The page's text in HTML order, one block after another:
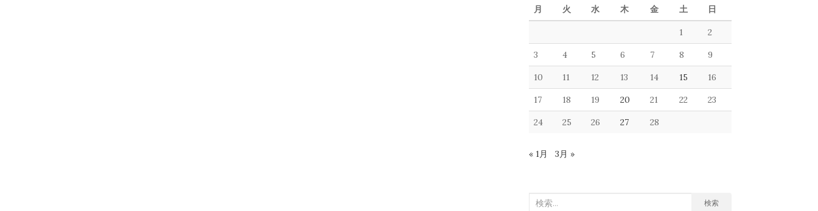
月 火 水 木 金 土 日
1 2
3 4 5 6 7 8 9
10 11 12 13 14 15 16
17 18 19 20 21 22 23
24 25 26 27 28
« 1月 3月 »
検
検索